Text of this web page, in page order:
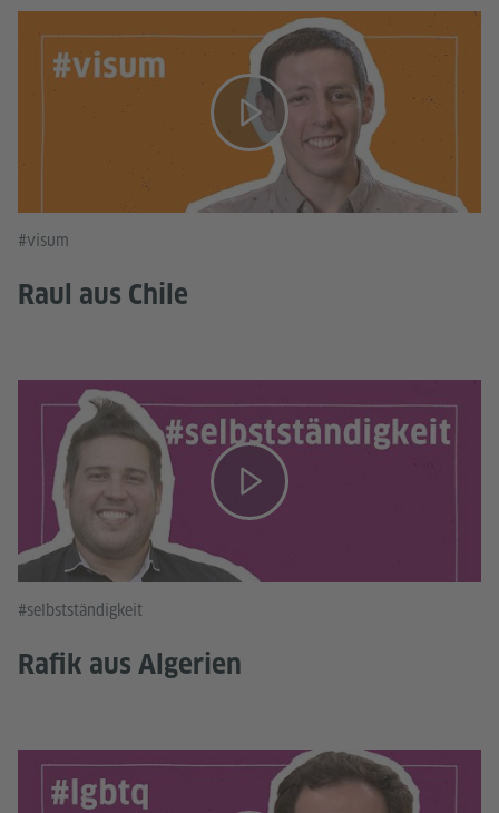
#visum
Raul aus Chile
#selbstständigkeit
Rafik aus Algerien